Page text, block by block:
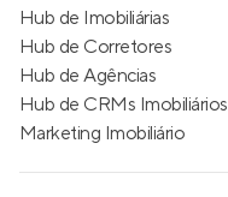
Hub de Imobiliárias
Hub de Corretores
Hub de Agências
Hub de CRMs Imobiliários
Marketing Imobiliário